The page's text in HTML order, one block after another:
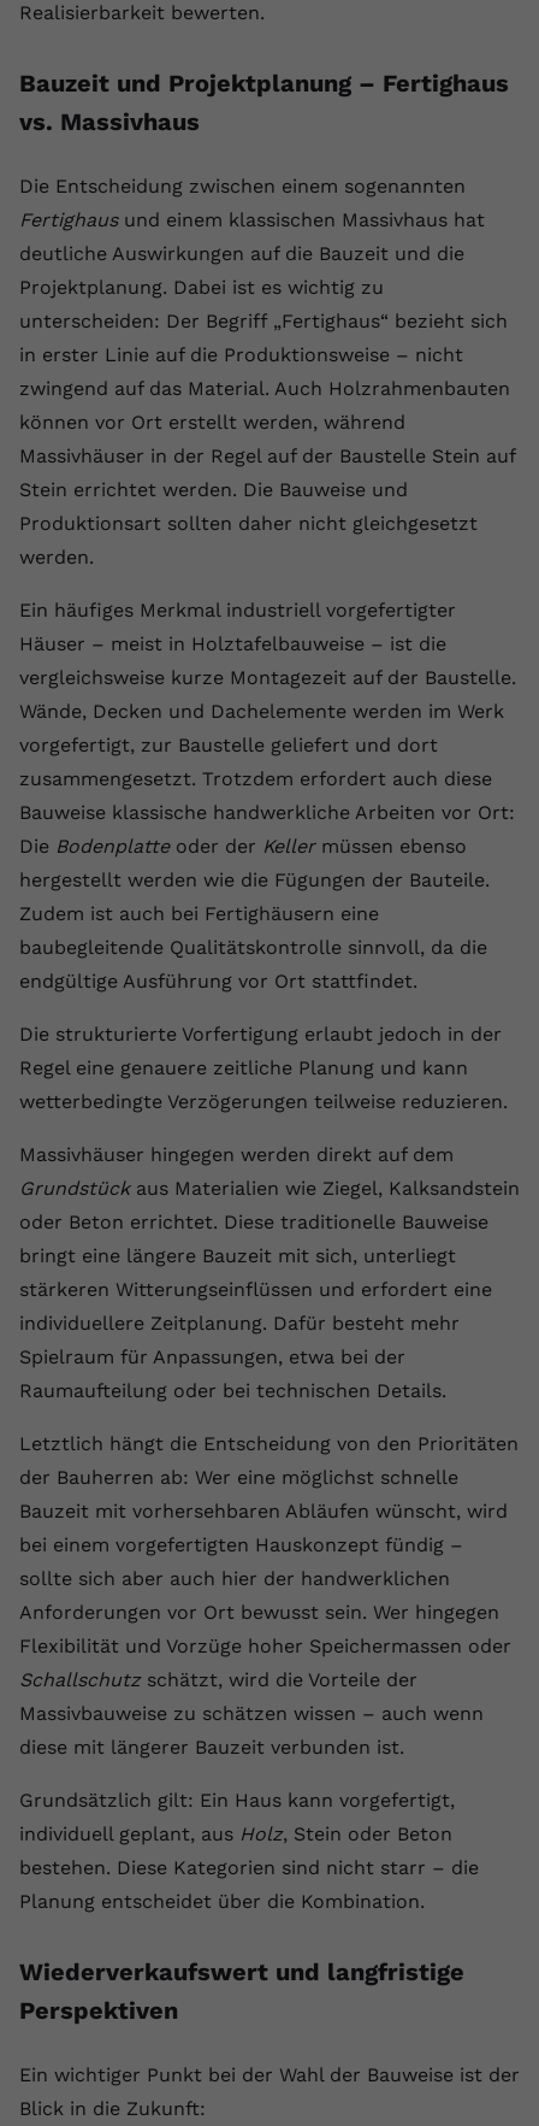
Realisierbarkeit bewerten.
Bauzeit und Projektplanung – Fertighaus
vs. Massivhaus
Die Entscheidung zwischen einem sogenannten
Fertighausund einem klassischen Massivhaus hat
deutliche Auswirkungen auf die Bauzeit und die
Projektplanung. Dabei ist es wichtig zu
unterscheiden: Der Begriff „Fertighaus“ bezieht sich
in erster Linie auf die Produktionsweise – nicht
zwingend auf das Material. Auch Holzrahmenbauten
können vor Ort erstellt werden, während
Massivhäuser in der Regel auf der Baustelle Stein auf
Stein errichtet werden. Die Bauweise und
Produktionsart sollten daher nicht gleichgesetzt
werden.
Ein häufiges Merkmal industriell vorgefertigter
Häuser – meist in Holztafelbauweise – ist die
vergleichsweise kurze Montagezeit auf der Baustelle.
Wände, Decken und Dachelemente werden im Werk
vorgefertigt, zur Baustelle geliefert und dort
zusammengesetzt. Trotzdem erfordert auch diese
Bauweise klassische handwerkliche Arbeiten vor Ort:
Die Bodenplatteoder der Kellermüssen ebenso
hergestellt werden wie die Fügungen der Bauteile.
Zudem ist auch bei Fertighäusern eine
baubegleitende Qualitätskontrolle sinnvoll, da die
endgültige Ausführung vor Ort stattfindet.
Die strukturierte Vorfertigung erlaubt jedoch in der
Regel eine genauere zeitliche Planung und kann
wetterbedingte Verzögerungen teilweise reduzieren.
Massivhäuser hingegen werden direkt auf dem
Grundstückaus Materialien wie Ziegel, Kalksandstein
oder Beton errichtet. Diese traditionelle Bauweise
bringt eine längere Bauzeit mit sich, unterliegt
stärkeren Witterungseinflüssen und erfordert eine
individuellere Zeitplanung. Dafür besteht mehr
Spielraum für Anpassungen, etwa bei der
Raumaufteilung oder bei technischen Details.
Letztlich hängt die Entscheidung von den Prioritäten
der Bauherren ab: Wer eine möglichst schnelle
Bauzeit mit vorhersehbaren Abläufen wünscht, wird
bei einem vorgefertigten Hauskonzept fündig –
sollte sich aber auch hier der handwerklichen
Anforderungen vor Ort bewusst sein. Wer hingegen
Flexibilität und Vorzüge hoher Speichermassen oder
Schallschutzschätzt, wird die Vorteile der
Massivbauweise zu schätzen wissen – auch wenn
diese mit längerer Bauzeit verbunden ist.
Grundsätzlich gilt: Ein Haus kann vorgefertigt,
individuell geplant, aus Holz, Stein oder Beton
bestehen. Diese Kategorien sind nicht starr – die
Planung entscheidet über die Kombination.
Wiederverkaufswert und langfristige
Perspektiven
Ein wichtiger Punkt bei der Wahl der Bauweise ist der
Blick in die Zukunft: